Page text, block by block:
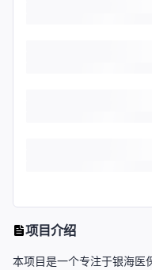
项目介绍
本项目是一个专注于银海医